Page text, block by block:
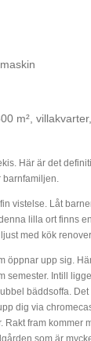
m²,
Här är det
barnfamiljen.
vistelse. Låt
lilla ort finns
med kök
upp sig.
semester. Intill
bäddsoffa.
dig via
fram kommer
som är